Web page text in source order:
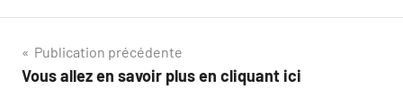
Navigation
de
Publication précédente
Vous allez en savoir plus en cliquant ici